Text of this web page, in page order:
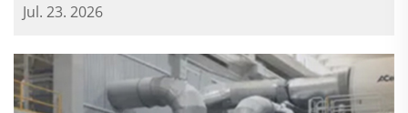
curat, cu temperatură controlată, pentru a p...
Jul. 23. 2026